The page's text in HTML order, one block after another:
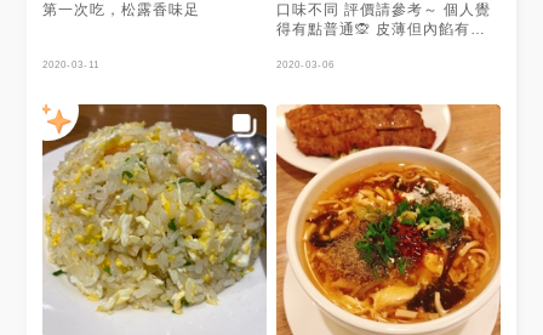
第一次吃，松露香味足
2020-03-11
口味不同 評價請參考～ 個人覺
得有點普通🙊 皮薄但內餡有點
得蠻普通的 服務態度很不錯 會
2020-03-06